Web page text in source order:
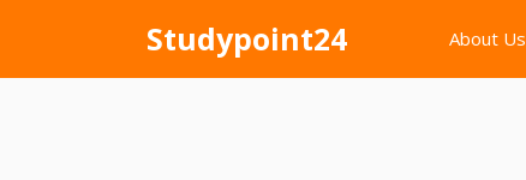
content
Studypoint24 About Us